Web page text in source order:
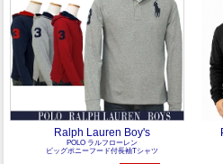
Ralph Lauren Boy's
POLO ラルフローレン
ビッグポニーフード付長袖Tシャツ